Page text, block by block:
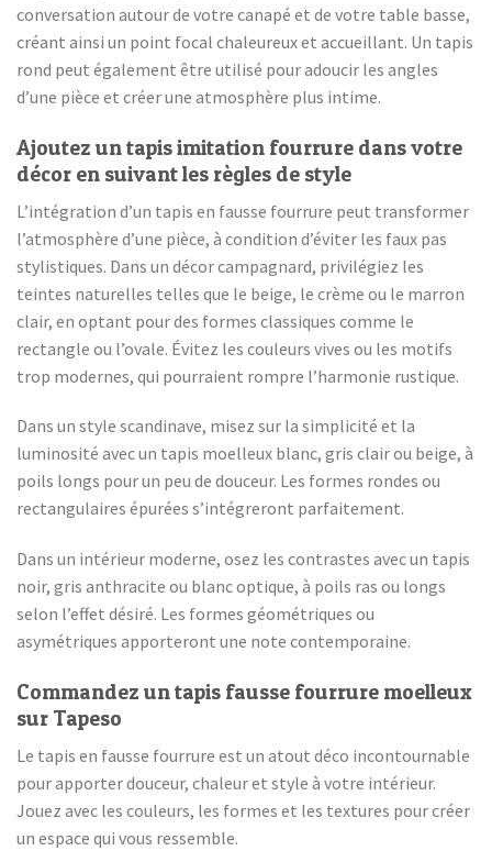
conversation autour de votre canapé et de votre table basse,
créant ainsi un point focal chaleureux et accueillant. Un tapis
rond peut également être utilisé pour adoucir les angles
d’une pièce et créer une atmosphère plus intime.
Ajoutez un tapis imitation fourrure dans votre
décor en suivant les règles de style
L’intégration d’un tapis en fausse fourrure peut transformer
l’atmosphère d’une pièce, à condition d’éviter les faux pas
stylistiques. Dans un décor campagnard, privilégiez les
teintes naturelles telles que le beige, le crème ou le marron
clair, en optant pour des formes classiques comme le
rectangle ou l’ovale. Évitez les couleurs vives ou les motifs
trop modernes, qui pourraient rompre l’harmonie rustique.
Dans un style scandinave, misez sur la simplicité et la
luminosité avec un tapis moelleux blanc, gris clair ou beige, à
poils longs pour un peu de douceur. Les formes rondes ou
rectangulaires épurées s’intégreront parfaitement.
Dans un intérieur moderne, osez les contrastes avec un tapis
noir, gris anthracite ou blanc optique, à poils ras ou longs
selon l’effet désiré. Les formes géométriques ou
asymétriques apporteront une note contemporaine.
Commandez un tapis fausse fourrure moelleux
sur Tapeso
Le tapis en fausse fourrure est un atout déco incontournable
pour apporter douceur, chaleur et style à votre intérieur.
Jouez avec les couleurs, les formes et les textures pour créer
un espace qui vous ressemble.